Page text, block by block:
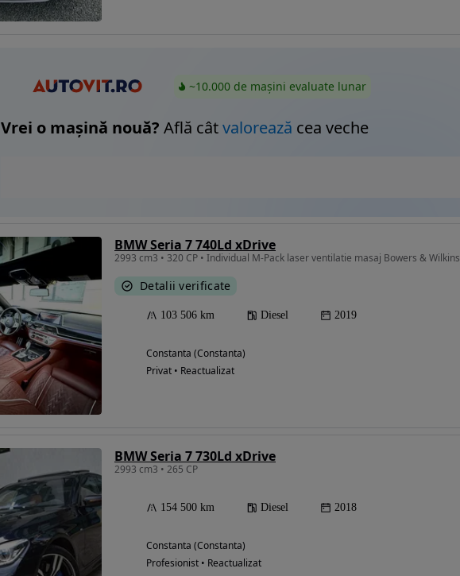
~10.000 de mașini evaluate lunar
Vrei o mașină nouă? Află câtvalorează cea veche
BMW Seria 7 740Ld xDrive
2993 cm3 • 320 CP • Individual M-Pack laser ventilatie masaj Bowers & Wilkins
Detalii verificate
103 506 km Diesel 2019
Constanta (Constanta)
Privat • Reactualizat
BMW Seria 7 730Ld xDrive
2993 cm3 • 265 CP
154 500 km Diesel 2018
Constanta (Constanta)
Profesionist • Reactualizat